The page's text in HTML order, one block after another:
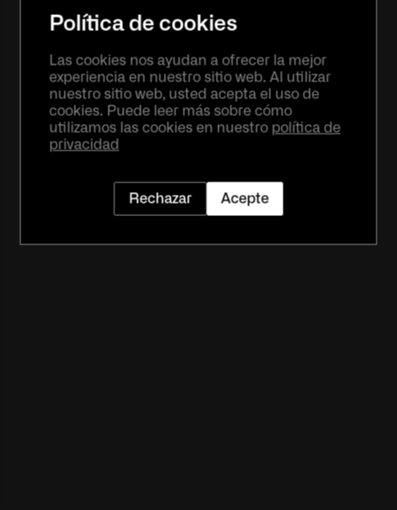
Política de cookies
Las cookies nos ayudan a ofrecer la mejor
experiencia en nuestro sitio web. Al utilizar
nuestro sitio web, usted acepta el uso de
cookies. Puede leer más sobre cómo
utilizamos las cookies en nuestro política de
privacidad
Rechazar Acepte